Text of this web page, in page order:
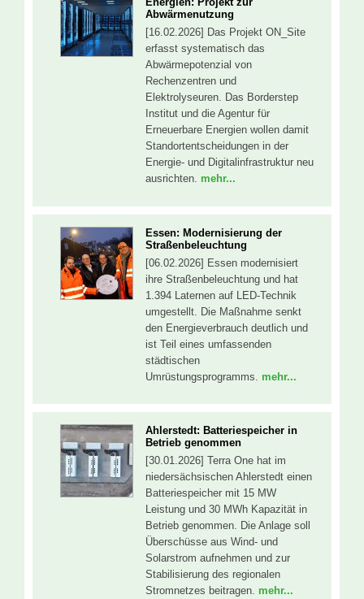
Abwärmenutzung
[16.02.2026] Das Projekt ON_Site
erfasst systematisch das
Abwärmepotenzial von
Rechenzentren und
Elektrolyseuren. Das Borderstep
Institut und die Agentur für
Erneuerbare Energien wollen damit
Standortentscheidungen in der
Energie- und Digitalinfrastruktur neu
ausrichten. mehr...
Essen: Modernisierung der
Straßenbeleuchtung
[06.02.2026] Essen modernisiert
ihre Straßenbeleuchtung und hat
1.394 Laternen auf LED-Technik
umgestellt. Die Maßnahme senkt
den Energieverbrauch deutlich und
ist Teil eines umfassenden
städtischen
Umrüstungsprogramms. mehr...
Ahlerstedt: Batteriespeicher in
Betrieb genommen
[30.01.2026] Terra One hat im
niedersächsischen Ahlerstedt einen
Batteriespeicher mit 15 MW
Leistung und 30 MWh Kapazität in
Betrieb genommen. Die Anlage soll
Überschüsse aus Wind- und
Solarstrom aufnehmen und zur
Stabilisierung des regionalen
Stromnetzes beitragen. mehr...